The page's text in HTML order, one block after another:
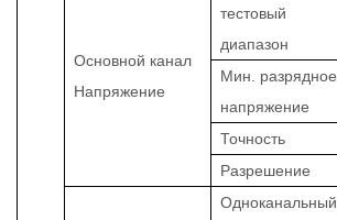
Основной канал
Напряжение
тестовый
диапазон
Мин. разрядное
напряжение
Точность
Разрешение
Одноканальный